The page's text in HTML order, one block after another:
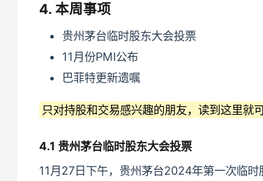
4. 本周事项
贵州茅台临时股东大会投票
11月份PMI公布
巴菲特更新遗嘱
只对持股和交易感兴趣的朋友，读到这里就
4.1 贵州茅台临时股东大会投票
11月27日下午，贵州茅台2024年第一次临